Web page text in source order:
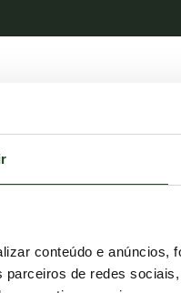
conteúdo e anúncios,
de redes